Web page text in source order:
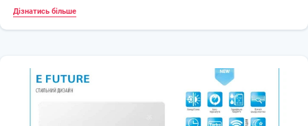
керування EcoMaster, яке аналізує історію попередніх
«гіга-дані» для адаптивної роботи, передбачає сценарії
охолодження або обігріву, економить до 30% електроенергії —
результат, підтверджений компанією SGS у лабораторних умовах.
Широкий діапазон температур і надійність в умовах України
Кондиціонери можуть працювати в умовах екстремальних
Дізнатись більше